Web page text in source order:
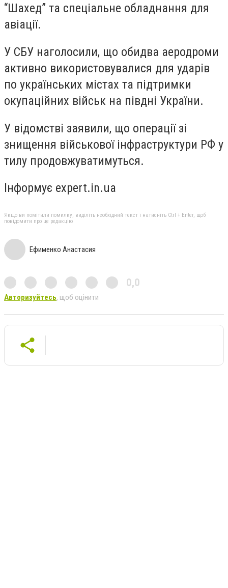
“Шахед” та спеціальне обладнання для
авіації.
У СБУ наголосили, що обидва аеродроми
активно використовувалися для ударів
по українських містах та підтримки
окупаційних військ на півдні України.
У відомстві заявили, що операції зі
знищення військової інфраструктури РФ у
тилу продовжуватимуться.
Інформує expert.in.ua
Якщо ви помітили помилку, виділіть необхідний текст і натисніть Ctrl + Enter, щоб
повідомити про це редакцію
Ефименко Анастасия
0,0
Авторизуйтесь, щоб оцінити